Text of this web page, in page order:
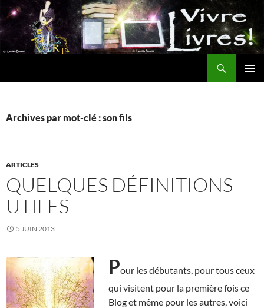
Aller
au
contenu
Archives par mot-clé : son fils
ARTICLES
QUELQUES DÉFINITIONS
UTILES
5 JUIN 2013
Pour les débutants, pour tous ceux
qui visitent pour la première fois ce
Blog et même pour les autres, voici